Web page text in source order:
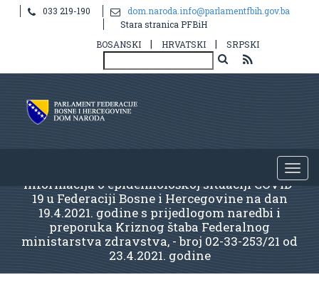
033 219-190
dom.naroda.info@parlamentfbih.gov.ba
Stara stranica PFBiH
BOSANSKI
| HRVATSKI | SRPSKI
Informacija o epidemiološkoj situaciji COVID-
19 u Federaciji Bosne i Hercegovine na dan
19.4.2021. godine s prijedlogom naredbi i
preporuka Kriznog štaba Federalnog
ministarstva zdravstva, - broj 02-33-253/21 od
23.4.2021. godine